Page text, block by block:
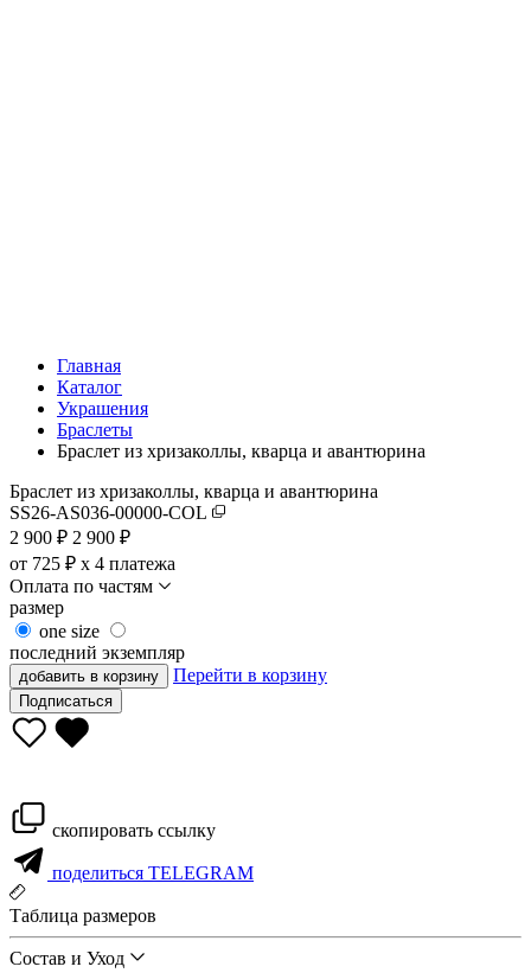
Главная
Каталог
Украшения
Браслеты
Браслет из хризаколлы, кварца и авантюрина
Браслет из хризаколлы, кварца и авантюрина
SS26-AS036-00000-COL
2 900 ₽ 2 900 ₽
от 725 ₽ x 4 платежа
Оплата по частям
размер
one size
последний экземпляр
добавить в корзину Перейти в корзину
Подписаться
скопировать ссылку
поделиться TELEGRAM
Таблица размеров
Состав и Уход